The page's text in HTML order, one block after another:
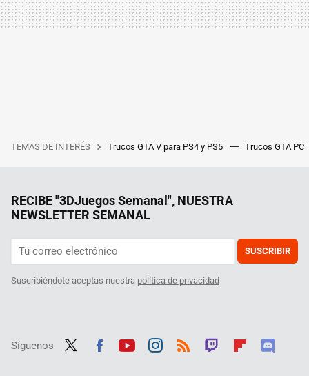
TEMAS DE INTERÉS Trucos GTA V para PS4 y PS5 Trucos GTA PC
RECIBE "3DJuegos Semanal", NUESTRA
NEWSLETTER SEMANAL
SUSCRIBIR
Suscribiéndote aceptas nuestra política de privacidad
Síguenos